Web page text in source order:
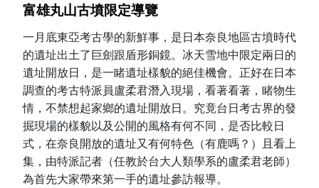
富雄丸山古墳限定導覽
一月底東亞考古學的新鮮事，是日本奈良地區古墳時代
的遺址出土了巨劍跟盾形銅鏡。冰天雪地中限定兩日的
遺址開放日，是一睹遺址樣貌的絕佳機會。正好在日本
調查的考古特派員盧柔君潛入現場，看著看著，睹物生
情，不禁想起家鄉的遺址開放日。究竟台日考古界的發
掘現場的樣貌以及公開的風格有何不同，是否比較日
式，在奈良開放的遺址又有何特色（有鹿嗎？）且看上
集，由特派記者（任教於台大人類學系的盧柔君老師）
為首先大家帶來第一手的遺址參訪報導。